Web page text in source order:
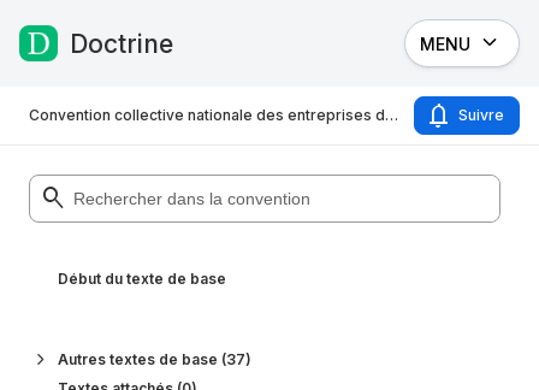
Passer au contenu
Doctrine MENU
Convention collective nationale des entreprises de propreté du 1er juillet 1994. Etendue par arrêté du 31 octobre 1994 JORF 5 novembre 1994 Suivre
Début du texte de base
Autres textes de base (37)